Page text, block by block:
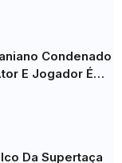
Condenado
E Jogador É
Da Supertaça